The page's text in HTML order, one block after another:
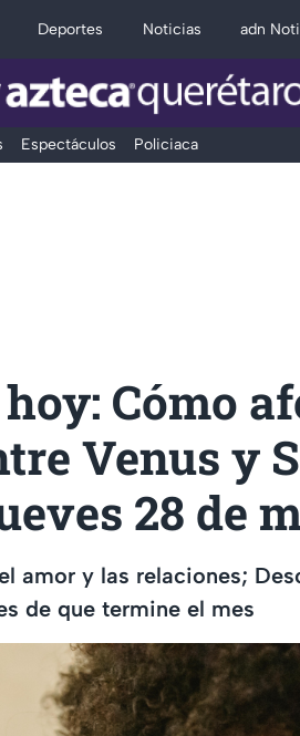
Deportes Noticias adn
Espectáculos Policiaca
Cómo
Venus y
28 de
amor y las relaciones;
de que termine el mes